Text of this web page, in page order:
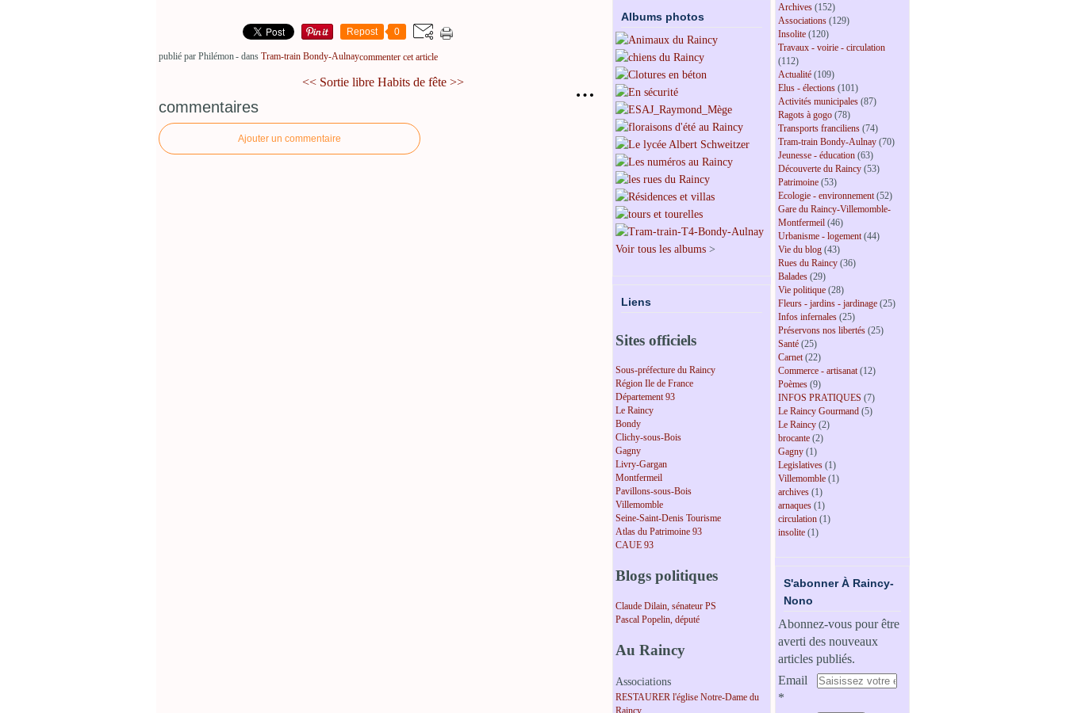
Repost 0
publié par Philémon- dans Tram-train Bondy-Aulnaycommenter cet article
…
<< Sortie libre Habits de fête >>
commentaires
Ajouter un commentaire
Albums photos
Voir tous les albums >
Liens
Sites officiels
Sous-préfecture du Raincy
Région Ile de France
Département 93
Le Raincy
Bondy
Clichy-sous-Bois
Gagny
Livry-Gargan
Montfermeil
Pavillons-sous-Bois
Villemomble
Seine-Saint-Denis Tourisme
Atlas du Patrimoine 93
CAUE 93
Blogs politiques
Claude Dilain, sénateur PS
Pascal Popelin, député
Au Raincy
Associations
RESTAURER l'église Notre-Dame du
Archives (152)
Associations (129)
Insolite (120)
Travaux - voirie - circulation
(112)
Actualité (109)
Elus - élections (101)
Activités municipales (87)
Ragots à gogo (78)
Transports franciliens (74)
Tram-train Bondy-Aulnay (70)
Jeunesse - éducation (63)
Découverte du Raincy (53)
Patrimoine (53)
Ecologie - environnement(52)
Gare du Raincy-Villemomble-
Montfermeil (46)
Urbanisme - logement(44)
Vie du blog (43)
Rues du Raincy (36)
Balades (29)
Vie politique (28)
Fleurs - jardins - jardinage (25)
Infos infernales (25)
Préservons nos libertés (25)
Santé (25)
Carnet(22)
Commerce - artisanat(12)
Poèmes (9)
INFOS PRATIQUES (7)
Le Raincy Gourmand (5)
Le Raincy (2)
brocante (2)
Gagny (1)
Legislatives (1)
Villemomble (1)
archives (1)
arnaques (1)
circulation (1)
insolite (1)
S'abonner À Raincy-
Nono
Abonnez-vous pour être
averti des nouveaux
articles publiés.
Email